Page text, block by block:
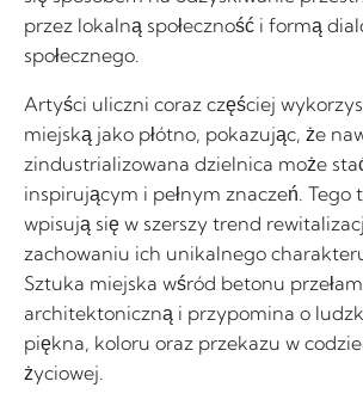
przez lokalną społeczność i formą
społecznego.
Artyści uliczni coraz częściej
miejską jako płótno, pokazując, że
zindustrializowana dzielnica może
inspirującym i pełnym znaczeń. Tego
wpisują się w szerszy trend
zachowaniu ich unikalnego
Sztuka miejska wśród betonu
architektoniczną i przypomina o
piękna, koloru oraz przekazu w
życiowej.